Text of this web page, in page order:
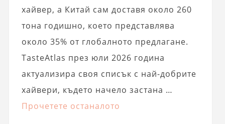
хайвер, а Китай сам доставя около 260
тона годишно, което представлява
около 35% от глобалното предлагане.
TasteAtlas през юли 2026 година
актуализира своя списък с най-добрите
хайвери, където начело застана …
Прочетете останалото